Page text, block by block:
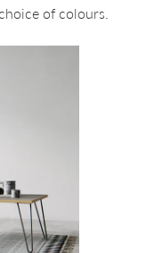
of colours.